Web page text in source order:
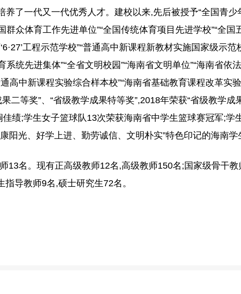
了一代又一代优秀人才。建校以来,先后被授予“全国青少
群众体育工作先进单位”“全国传统体育项目先进学校”“全国
工程示范学校”“普通高中新课程新教材实施国家级示范
系统先进集体”“全省文明校园”“海南省文明单位”“海南省依
高中新课程实验综合样本校”“海南省基础教育课程改革实
二等奖”、“省级教学成果特等奖”,2018年荣获“省级教学成
绩;学生女子篮球队13次荣获海南省中学生篮球赛冠军;学
阳光、好学上进、勤劳诚信、文明朴实”特色印记的海南学
13名。现有正高级教师12名,高级教师150名;国家级骨干
导教师9名,硕士研究生72名。